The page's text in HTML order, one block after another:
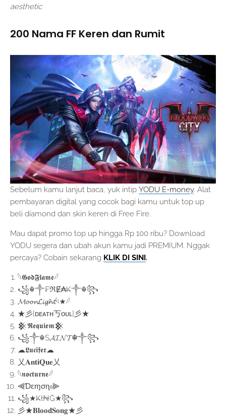
aesthetic
200 Nama FF Keren dan Rumit
Sebelum kamu lanjut baca, yuk intip YODU E-money. Alat
pembayaran digital yang cocok bagi kamu untuk top up
beli diamond dan skin keren di Free Fire.
Mau dapat promo top up hingga Rp 100 ribu? Download
YODU segera dan ubah akun kamu jadi PREMIUM. Nggak
percaya? Cobain sekarang KLIK DI SINI .
𓆩𝕲𝖔𝖉𝕱𝖑𝖆𝖒𝖊𓆪
꧁☬༒₣ℜɆ₳₭༒☬꧂
𝓜𝓸𝓸𝓷𝓛𝓲𝓰𝓱𝓽𓆩★𓆪
★彡[ᴅᴇᴀᴛн丂ᴏᴜʟ]彡★
𒆜𝕽𝖊𝖖𝖚𝖎𝖊𝖒𒆜
꧁༒☬S𝓐𝓘𝓝𝓣☬༒꧂
☁︎𝕷𝖚𝖈𝖎𝖋𝖊𝖗☁︎
乂𝐀𝐧𝐭𝐢𝐐𝐮𝐞乂
𓆩𝖓𝖔𝖈𝖙𝖚𝖗𝖓𝖊𓆪
⫷Ɗɛɱσɳ𝔰⫸
꧁★₭ł₦₲★꧂
彡★𝐁𝐥𝐨𝐨𝐝𝐒𝐨𝐧𝐠★彡